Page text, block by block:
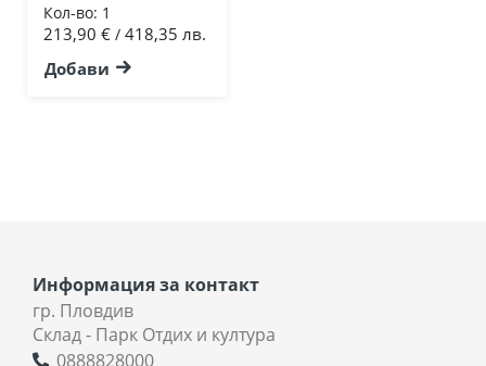
Кол-во: 1
213,90 € / 418,35 лв.
Добави
Информация за контакт
гр. Пловдив
Склад - Парк Отдих и култура
0888828000